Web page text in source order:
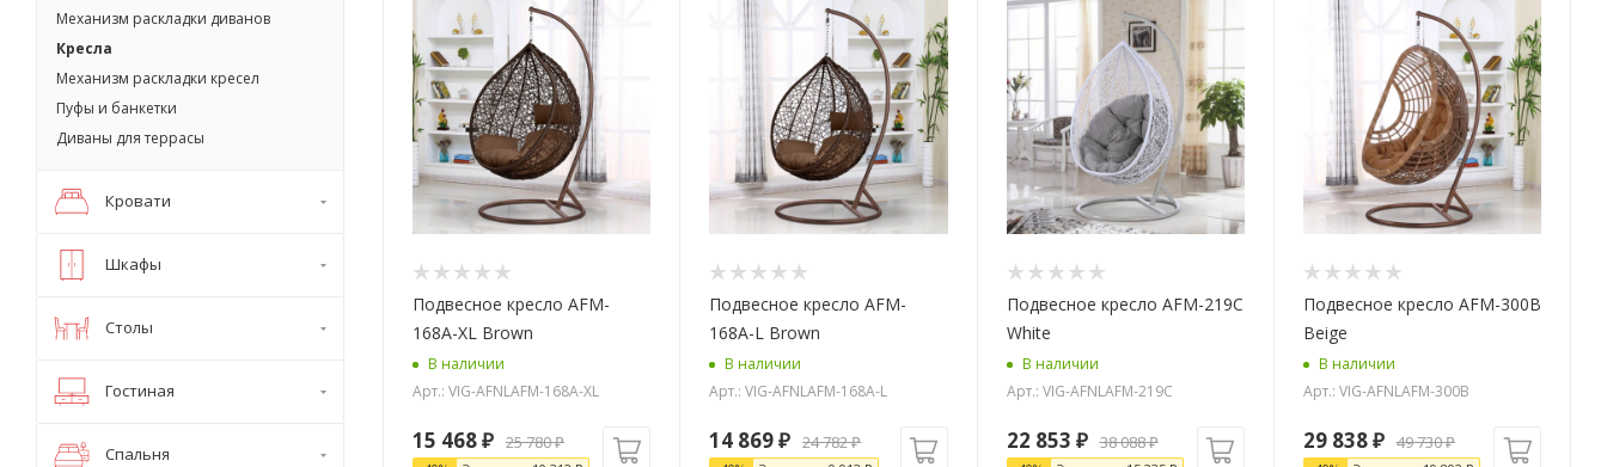
Подвесное кресло AFM-
168A-XL Brown
В наличии
Арт.: VIG-AFNLAFM-168A-XL
15 468₽ 25 780₽
Подвесное кресло AFM-
168A-L Brown
В наличии
Арт.: VIG-AFNLAFM-168A-L
14 869₽ 24 782₽
Подвесное кресло AFM-219C
White
В наличии
Арт.: VIG-AFNLAFM-219C
22 853 ₽ 38 088₽
Подвесное кресло AFM-300B
Beige
В наличии
Арт.: VIG-AFNLAFM-300B
29 838₽ 49 730₽
Механизм раскладки диванов
Кресла
Механизм раскладки кресел
Пуфы и банкетки
Диваны для террасы
Кровати
Шкафы
Столы
Гостиная
Спальня